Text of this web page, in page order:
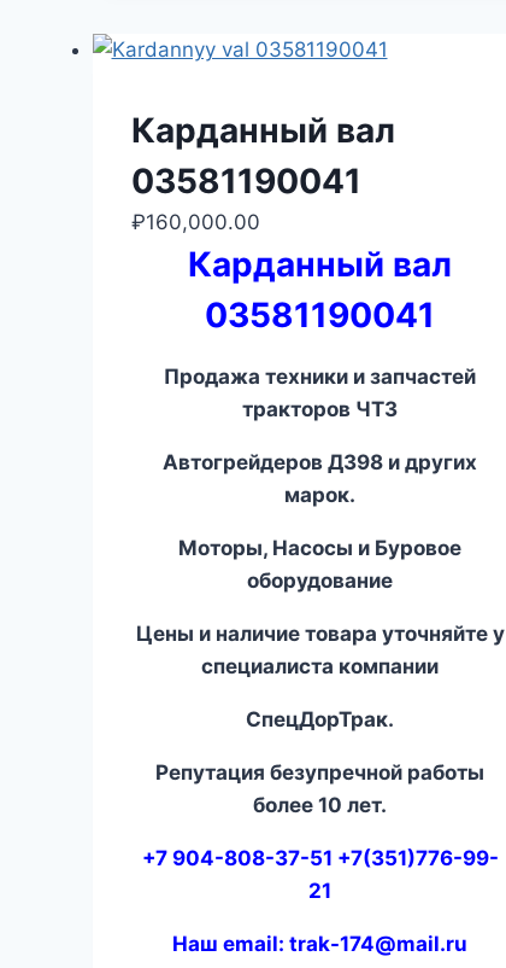
Карданный вал
03581190041
₽160,000.00
Карданный вал
03581190041
Продажа техники и запчастей
тракторов ЧТЗ
Автогрейдеров ДЗ98 и других
марок.
Моторы, Насосы и Буровое
оборудование
Цены и наличие товара уточняйте у
специалиста компании
СпецДорТрак.
Репутация безупречной работы
более 10 лет.
+7 904-808-37-51 +7(351)776-99-
21
Наш email:trak-174@mail.ru